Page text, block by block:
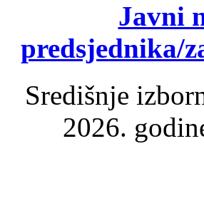
Javni
predsjednika/
Središnje
2026.